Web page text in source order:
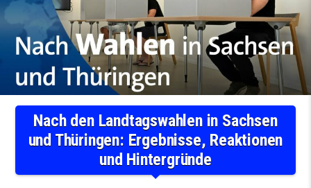
Nach den Landtagswahlen in Sachsen
und Thüringen: Ergebnisse, Reaktionen
und Hintergründe